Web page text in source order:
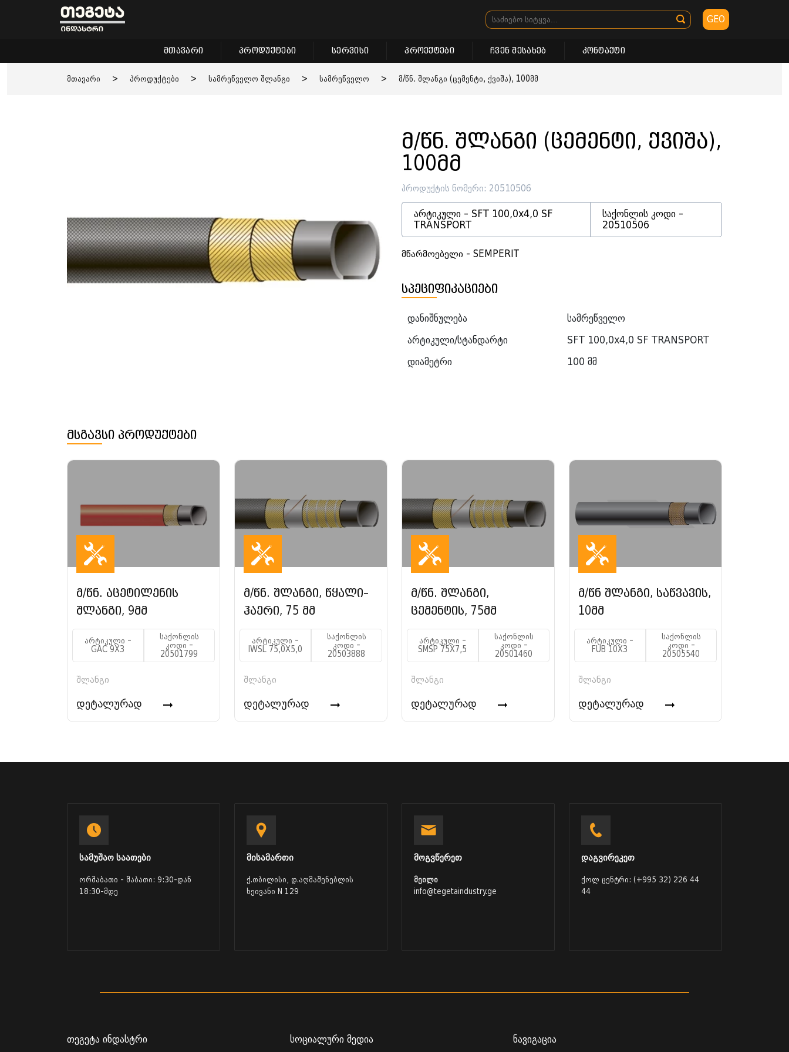
GEO
მთავარი პროდუქტები სერვისი პროექტები ჩვენ შესახებ კონტაქტი
მთავარი > პროდუქტები > სამრეწველო შლანგი > სამრეწველო > მ/წნ. შლანგი (ცემენტი, ქვიშა), 100მმ
მ/წნ. შლანგი (ცემენტი, ქვიშა),
100მმ
პროდუქტის ნომერი: 20510506
არტიკული - SFT 100,0x4,0 SF
TRANSPORT
საქონლის კოდი -
20510506
მწარმოებელი - SEMPERIT
სპეციფიკაციები
დანიშნულება
სამრეწველო
არტიკული/სტანდარტი
SFT 100,0x4,0 SF TRANSPORT
დიამეტრი
100 მმ
მსგავსი პროდუქტები
მ/წნ. აცეტილენის
შლანგი, 9მმ
არტიკული -
GAC 9X3
საქონლის
კოდი -
20501799
შლანგი
დეტალურად
მ/წნ. შლანგი, წყალი–
ჰაერი, 75 მმ
არტიკული -
IWSL 75,0X5,0
საქონლის
კოდი -
20503888
შლანგი
დეტალურად
მ/წნ. შლანგი,
ცემენტის, 75მმ
არტიკული -
SMSP 75X7,5
საქონლის
კოდი -
20501460
შლანგი
დეტალურად
მ/წნ შლანგი, საწვავის,
10მმ
არტიკული -
FUB 10X3
საქონლის
კოდი -
20505540
შლანგი
დეტალურად
სამუშაო საათები
ორშაბათი - შაბათი: 9:30-დან
18:30-მდე
მისამართი
ქ.თბილისი, დ.აღმაშენებლის
ხეივანი N 129
მოგვწერეთ
მეილი
info@tegetaindustry.ge
დაგვირეკეთ
ქოლ ცენტრი: (+995 32) 226 44
44
თეგეტა ინდასტრი სოციალური მედია ნავიგაცია